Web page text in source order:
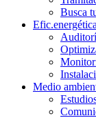
Busca
Medio